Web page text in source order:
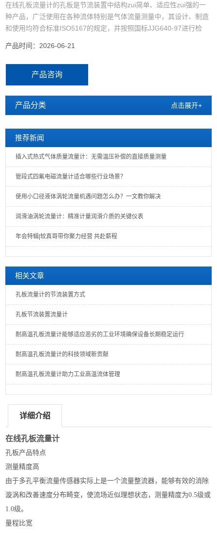
在线孔板流量计的孔板是节流装置中结构zui简单、适应性zui强的一
种产品，广泛使用在各种流体特别是气体流量测量中，其设计、制造
和使用均符合标准ISO5167的规定，并按照国标JJG640-97进行检
产品时间：2026-06-21
产品咨询
产品分类 点击展开+
推荐新闻
插入式热式气体质量流量计：无需温压补偿的直接质量测量
管段式四氟电磁流量计适合哪些行业场景？
使用小口径液体涡轮流量机遇问题怎么办？一文教你解决
润滑油涡轮流量计：精准计量润滑介质的关键仪表
年会特辑|较真哥带你聚力经营 共赴薪程
相关文章
孔板流量计的节流装置方式
孔板节流装置流量计
耐高温孔板流量计能够适应恶劣的工业环境确保设备长期稳定运行
耐高温孔板流量计的科技领域新贡献
耐高温孔板流量计助力工业高温流体管理
详细介绍
在线孔板流量计
孔板产品特点
测量精度高
由于多孔平衡流量传感器实际上是一个流量整流器，能够有效的消除
漩涡和改善速度分布畸变，使流场近似理想状态，测量精度为0.5级或
1.0级。
量程比宽